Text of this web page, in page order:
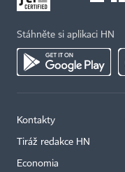
Stáhněte si aplikaci HN
Kontakty
Tiráž redakce HN
Economia